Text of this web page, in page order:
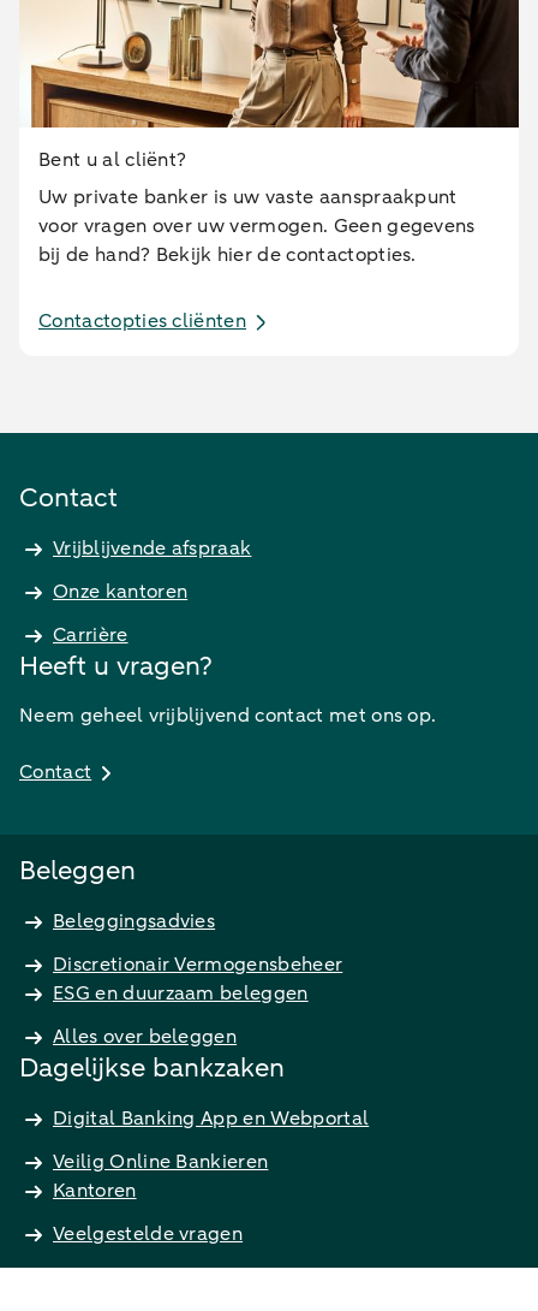
Bent u al cliënt?
Uw private banker is uw vaste aanspraakpunt
voor vragen over uw vermogen. Geen gegevens
bij de hand? Bekijk hier de contactopties.
Contactopties cliënten
Contact
Vrijblijvende afspraak
Onze kantoren
Carrière
Heeft u vragen?
Neem geheel vrijblijvend contact met ons op.
Contact
Beleggen
Beleggingsadvies
Discretionair Vermogensbeheer
ESG en duurzaam beleggen
Alles over beleggen
Dagelijkse bankzaken
Digital Banking App en Webportal
Veilig Online Bankieren
Kantoren
Veelgestelde vragen